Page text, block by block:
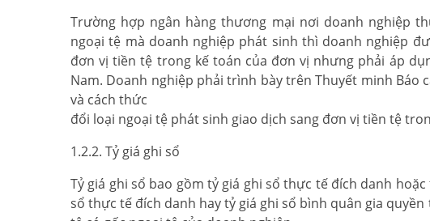
Trường hợp ngân hàng thương mại nơi doanh nghiệp
ngoại tệ mà doanh nghiệp phát sinh thì doanh nghiệp
đơn vị tiền tệ trong kế toán của đơn vị nhưng phải áp
Nam. Doanh nghiệp phải trình bày trên Thuyết minh
và cách thức
đổi loại ngoại tệ phát sinh giao dịch sang đơn vị tiền tệ
1.2.2. Tỷ giá ghi sổ
Tỷ giá ghi sổ bao gồm tỷ giá ghi sổ thực tế đích danh
sổ thực tế đích danh hay tỷ giá ghi sổ bình quân gia